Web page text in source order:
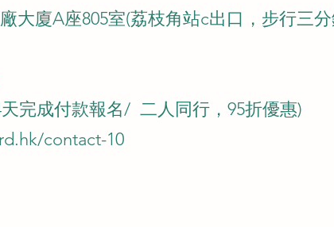
大廈A座805室(荔枝角站c出口，步行三
完成付款報名/ 二人同行 ，95折優惠)
contact-10